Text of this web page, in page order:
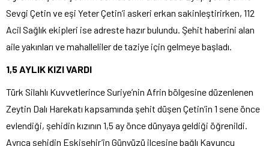
Sevgi Çetin ve eşi Yeter Çetin’i askeri erkan sakinleştirirken, 112
Acil Sağlık ekipleri ise adreste hazır bulundu. Şehit haberini alan
aile yakınları ve mahalleliler de taziye için gelmeye başladı.
1,5 AYLIK KIZI VARDI
Türk Silahlı Kuvvetlerince Suriye’nin Afrin bölgesine düzenlenen
Zeytin Dalı Harekatı kapsamında şehit düşen Çetin’in 1 sene önce
evlendiği, şehidin kızının 1,5 ay önce dünyaya geldiği öğrenildi.
Ayrıca şehidin Eskişehir’in Günyüzü ilçesine bağlı Kavuncu